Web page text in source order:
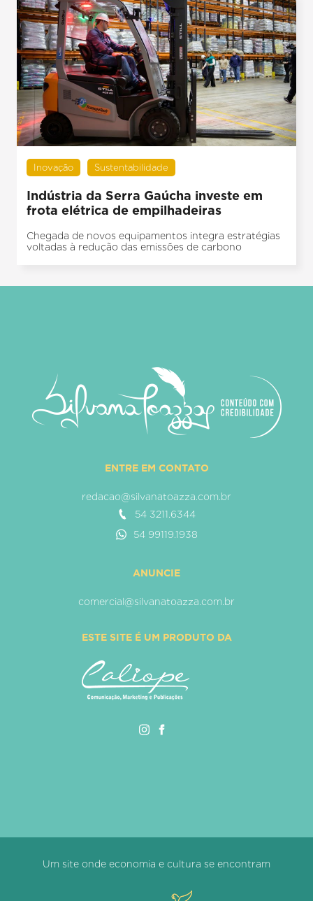
Inovação Sustentabilidade
Indústria da Serra Gaúcha investe em
frota elétrica de empilhadeiras
Chegada de novos equipamentos integra estratégias
voltadas à redução das emissões de carbono
ENTRE EM CONTATO
redacao@silvanatoazza.com.br
54 3211.6344
54 99119.1938
ANUNCIE
comercial@silvanatoazza.com.br
ESTE SITE É UM PRODUTO DA
Um site onde economia e cultura se encontram